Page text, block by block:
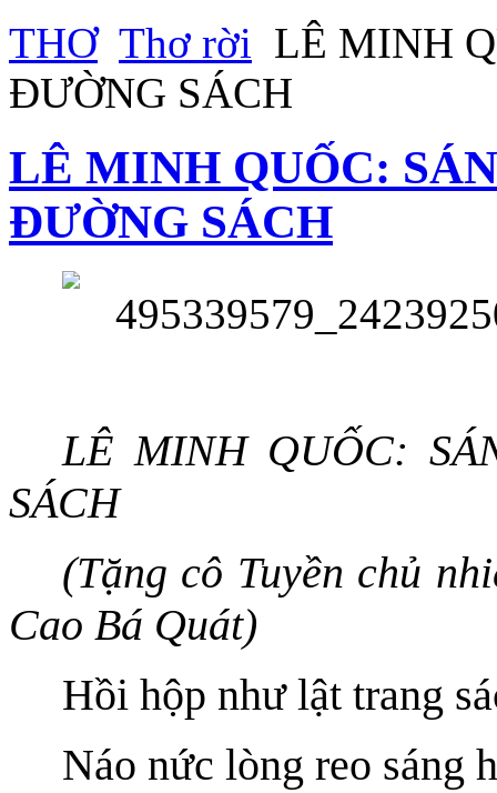
THƠ Thơ rời LÊ MINH
ĐƯỜNG SÁCH
LÊ MINH QUỐC:
ĐƯỜNG SÁCH
LÊ MINH QUỐC:
SÁCH
(Tặng cô Tuyền chủ
Cao Bá Quát)
Hồi hộp như lật trang
Náo nức lòng reo sáng